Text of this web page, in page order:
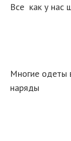
Все как у нас
Многие одеты
наряды